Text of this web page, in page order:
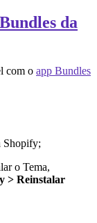
da
com o app Bundles
Shopify;
o Tema,
> Reinstalar